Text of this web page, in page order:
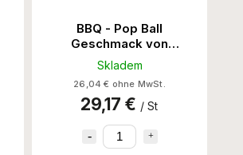
BBQ - Pop Ball
Geschmack von
braunem Zucker NEW!
3.2KG/4Stk
Skladem
26,04 € ohne MwSt.
29,17 € / St